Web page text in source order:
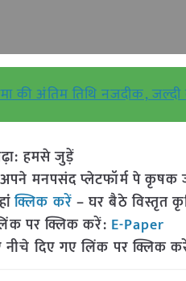
अंतिम तिथि नजदीक, जल्दी
हमसे जुड़ें
मनपसंद प्लेटफॉर्म पे
क्लिक करें – घर बैठे विस्तृत
पर क्लिक करें: E-Paper
दिए गए लिंक पर क्लिक